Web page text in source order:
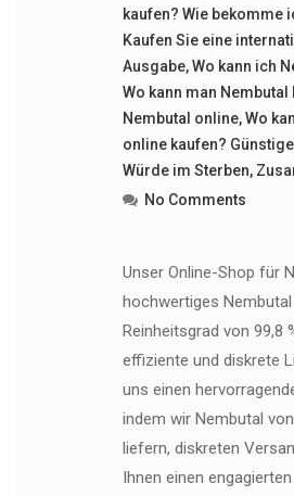
kaufen? Wie bekomme
Kaufen Sie eine
Ausgabe,Wo kann ich
Wo kann man Nembutal
Nembutal online,Wo
online kaufen?
Würde im Sterben,
No Comments
Unser Online-Shop für
hochwertiges
Reinheitsgrad von 99,8
effiziente und diskrete
uns einen
indem wir Nembutal
liefern, diskreten
Ihnen einen